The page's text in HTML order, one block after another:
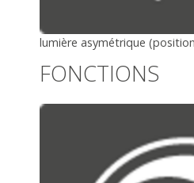
lumière asymétrique
FONCTIONS